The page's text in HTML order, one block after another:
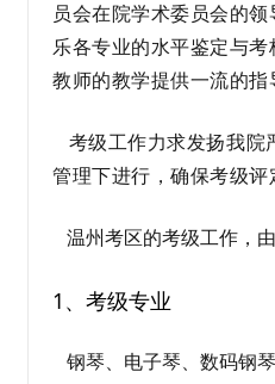
员会在院学术委员会的
乐各专业的水平鉴定与
教师的教学提供一流的指
考级工作力求发扬我院
管理下进行，确保考级评
温州考区的考级工作，
1、考级专业
钢琴、电子琴、数码钢